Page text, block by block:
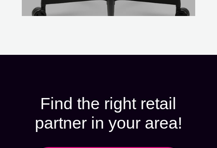
Find the right retail
partner in your area!